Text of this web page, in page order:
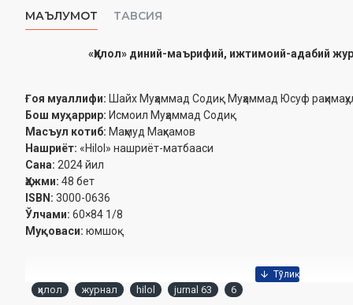
МАЪЛУМОТ ТАВСИЯ
«Ҳилол» диний-маърифий, ижтимоий-адабий
Ғоя муаллифи: Шайх Муҳаммад Содиқ Муҳаммад Юсуф
Бош муҳаррир: Исмоил Муҳаммад Содиқ
Масъул котиб: Маҳмуд Маҳкамов
Нашриёт: «Hilol» нашриёт-матбааси‎
Сана: 2024 йил
Ҳажми: 48 бет‎
ISBN: 3000-0636
Ўлчами: 60×84 1/8
Муқоваси: юмшоқ
Ўзбекистон Республикаси Вазирлар Маҳкамаси
ҳилол журнал hilol jurnal 63 6